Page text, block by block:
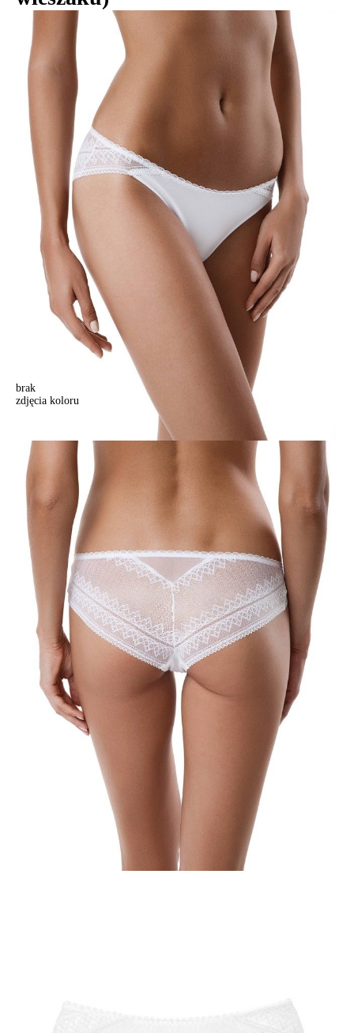
brak
zdjęcia koloru
Majtki "bikini" DELICATE 17С-453ТСП (na wieszaku),r.90, biały
Majtki "bikini" DELICATE 17С-453ТСП (na wieszaku),r.90, biały
61,90 zł
Kolory:
BRAK
ZDJĘCIA
ZDJĘCIA
BRAK
ZDJĘCIA
Rozmiary:
Tabela rozmiarów
90/XS
94/S
98/M
102/L
Ilość:
+
DODAJ DO KOSZYKA
Jak złożyć zamówienie
POWIADOM MNIE O DOSTĘPNOŚCI
ПОЛУЧИТЬ ПО EMAIL
darmowa od 99 zł
czas dostawy: 1-2 dni robocze
Paczkomaty InPost 24/7,
czas dostawy: 1-2 dni robocze
w sklepie Conte (Łodz)
pn.- czw. 8:00 - 16:00, pt. 8:00 - 14:00